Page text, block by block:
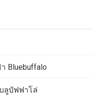
Bluebuffalo
ลูบัฟฟาโล่